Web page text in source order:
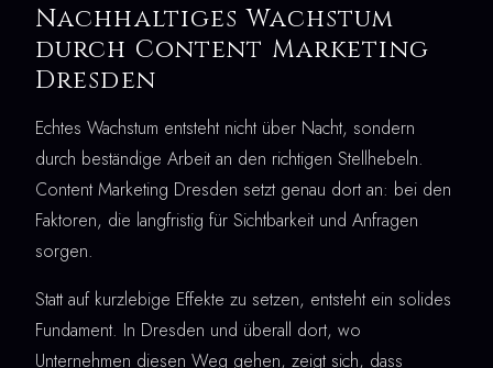
Nachhaltiges Wachstum
durch Content Marketing
Dresden
Echtes Wachstum entsteht nicht über Nacht, sondern
durch beständige Arbeit an den richtigen Stellhebeln.
Content Marketing Dresden setzt genau dort an: bei den
Faktoren, die langfristig für Sichtbarkeit und Anfragen
sorgen.
Statt auf kurzlebige Effekte zu setzen, entsteht ein solides
Fundament. In Dresden und überall dort, wo
Unternehmen diesen Weg gehen, zeigt sich, dass